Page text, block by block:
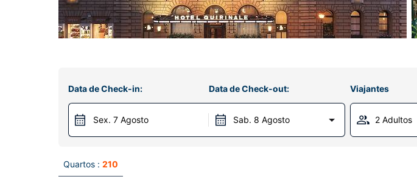
Data de Check-in:
Sex. 7 Agosto
Data de Check-out:
Sab. 8 Agosto
Viajantes
2 Adultos
Quartos : 210